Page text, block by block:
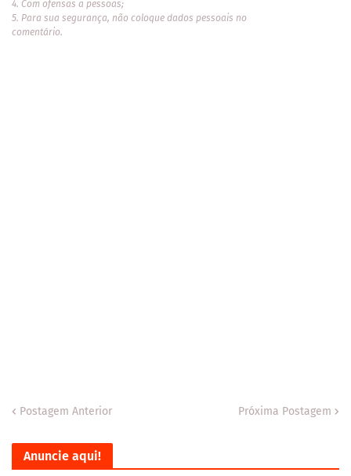
4. Com ofensas a pessoas;
5. Para sua segurança, não coloque dados pessoais no
comentário.
Postagem Anterior Próxima Postagem
Anuncie aqui!